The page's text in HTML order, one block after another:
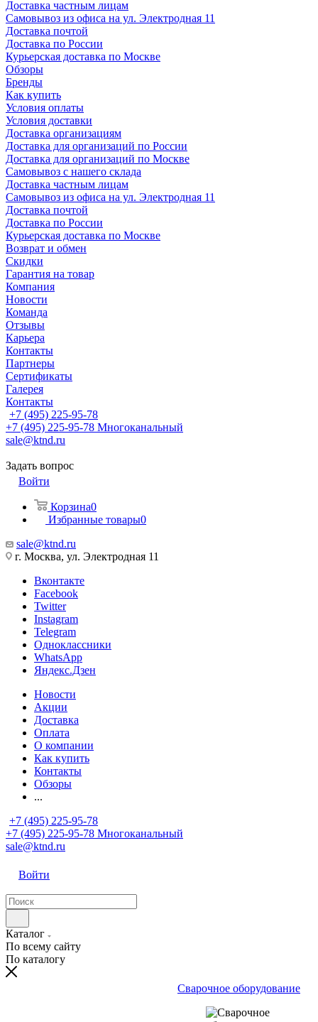
Доставка частным лицам
Самовывоз из офиса на ул. Электродная 11
Доставка почтой
Доставка по России
Курьерская доставка по Москве
Обзоры
Бренды
Как купить
Условия оплаты
Условия доставки
Доставка организациям
Доставка для организаций по России
Доставка для организаций по Москве
Самовывоз с нашего склада
Доставка частным лицам
Самовывоз из офиса на ул. Электродная 11
Доставка почтой
Доставка по России
Курьерская доставка по Москве
Возврат и обмен
Скидки
Гарантия на товар
Компания
Новости
Команда
Отзывы
Карьера
Контакты
Партнеры
Сертификаты
Галерея
Контакты
+7 (495) 225-95-78
+7 (495) 225-95-78 Многоканальный
sale@ktnd.ru
Задать вопрос
Войти
Корзина0
Избранные товары0
sale@ktnd.ru
г. Москва, ул. Электродная 11
Вконтакте
Facebook
Twitter
Instagram
Telegram
Одноклассники
WhatsApp
Яндекс.Дзен
Новости
Акции
Доставка
Оплата
О компании
Как купить
Контакты
Обзоры
...
+7 (495) 225-95-78
+7 (495) 225-95-78 Многоканальный
sale@ktnd.ru
Войти
Каталог
По всему сайту
По каталогу
Сварочное оборудование